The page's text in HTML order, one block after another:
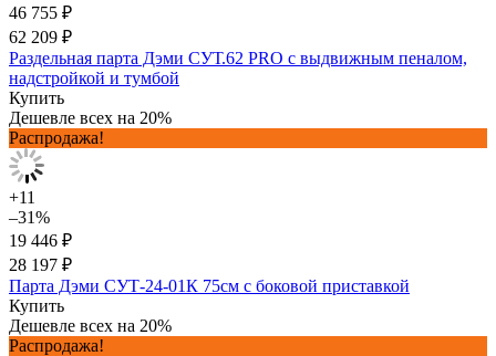
46 755 ₽
62 209 ₽
Раздельная парта Дэми СУТ.62 PRO с выдвижным пеналом,
надстройкой и тумбой
Купить
Дешевле всех на 20%
Распродажа!
+11
–31%
19 446 ₽
28 197 ₽
Парта Дэми СУТ-24-01К 75см с боковой приставкой
Купить
Дешевле всех на 20%
Распродажа!